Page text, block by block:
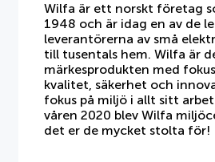
Wilfa är ett norskt företag
1948 och är idag en av de
leverantörerna av små
till tusentals hem. Wilfa är
märkesprodukten med
kvalitet, säkerhet och
fokus på miljö i allt sitt
våren 2020 blev Wilfa
det er de mycket stolta för!